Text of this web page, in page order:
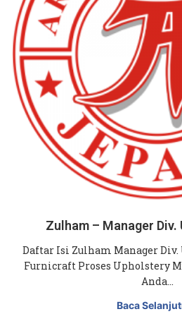
Zulham – Manager
Daftar Isi Zulham Manager
Furnicraft Proses Upholstery
Anda…
Baca